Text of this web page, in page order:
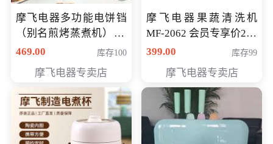
摩飞电器多功能电饼铛
（别名煎烤蒸煮机） 型
号MF-8888B 会员专享
469.00 库存100
摩飞电器专卖店
摩飞电器果蔬清洗机
MF-2062 会员专享价268
元
399.00 库存99
摩飞电器专卖店